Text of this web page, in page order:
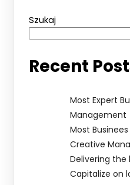
Szukaj
Recent
Most Expert
Management
Most
Creative
Delivering the
Capitalize on